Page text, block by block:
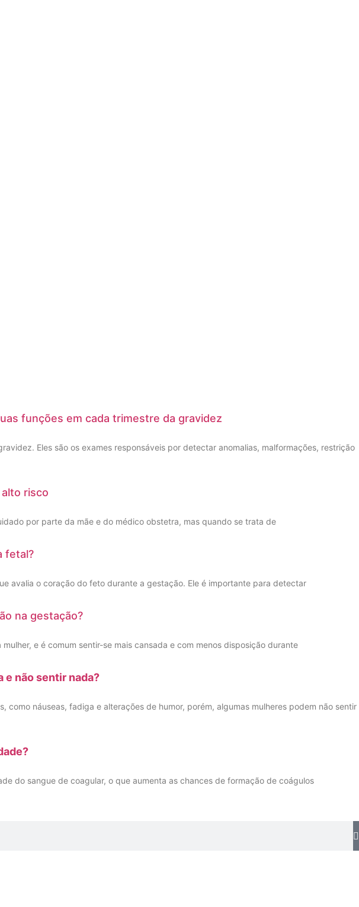
funções em cada trimestre da gravidez
Eles são os exames responsáveis por detectar anomalias, malformações, restrição
risco
por parte da mãe e do médico obstetra, mas quando se trata de
fetal?
avalia o coração do feto durante a gestação. Ele é importante para detectar
na gestação?
e é comum sentir-se mais cansada e com menos disposição durante
e não sentir nada?
como náuseas, fadiga e alterações de humor, porém, algumas mulheres podem não sentir
do sangue de coagular, o que aumenta as chances de formação de coágulos